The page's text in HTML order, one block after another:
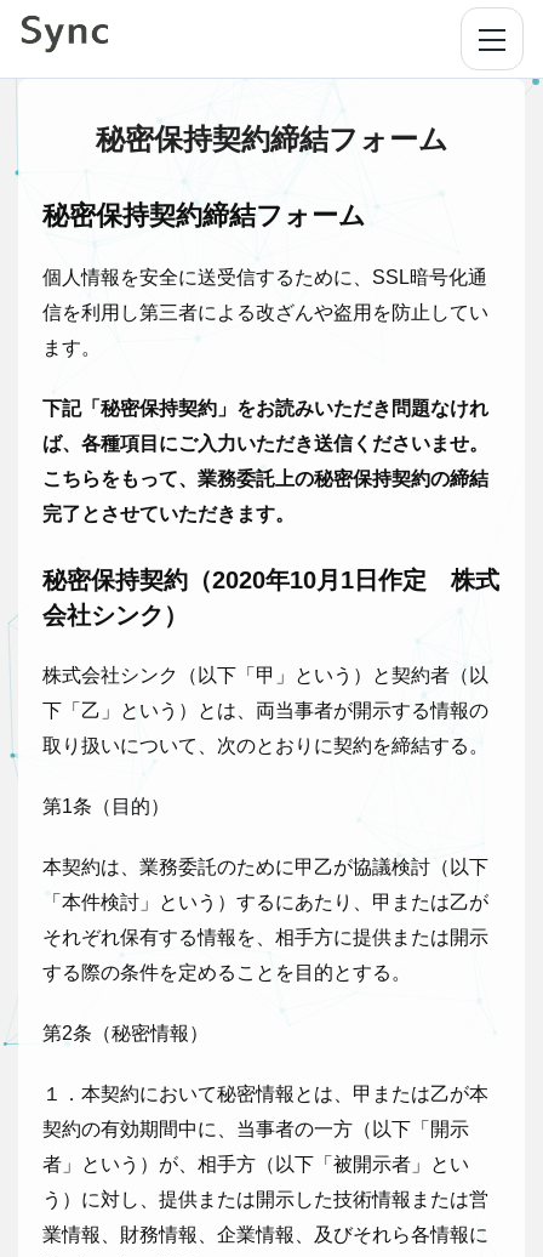
メニ
秘密保持契約締結フォーム
秘密保持契約締結フォーム
個人情報を安全に送受信するために、SSL暗号化通
信を利用し第三者による改ざんや盗用を防止してい
ます。
下記「秘密保持契約」をお読みいただき問題なけれ
ば、各種項目にご入力いただき送信くださいませ。
こちらをもって、業務委託上の秘密保持契約の締結
完了とさせていただきます。
秘密保持契約（2020年10月1日作定 株式
会社シンク）
株式会社シンク（以下「甲」という）と契約者（以
下「乙」という）とは、両当事者が開示する情報の
取り扱いについて、次のとおりに契約を締結する。
第1条（目的）
本契約は、業務委託のために甲乙が協議検討（以下
「本件検討」という）するにあたり、甲または乙が
それぞれ保有する情報を、相手方に提供または開示
する際の条件を定めることを目的とする。
第2条（秘密情報）
１．本契約において秘密情報とは、甲または乙が本
契約の有効期間中に、当事者の一方（以下「開示
者」という）が、相手方（以下「被開示者」とい
う）に対し、提供または開示した技術情報または営
業情報、財務情報、企業情報、及びそれら各情報に